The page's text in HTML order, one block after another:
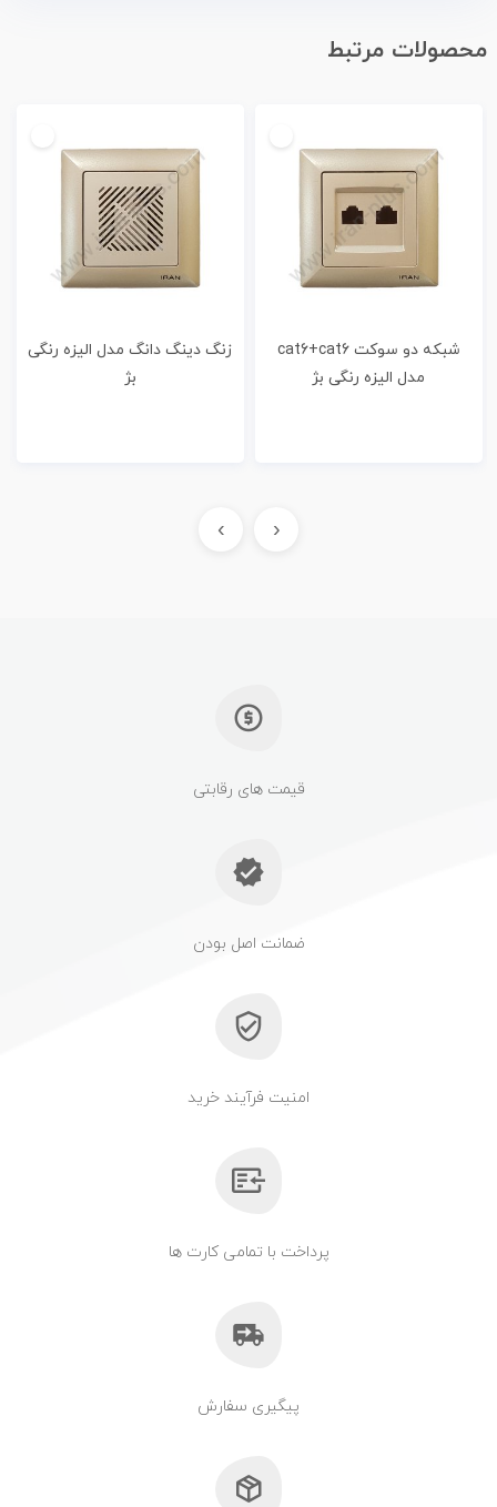
محصولات مرتبط
شبکه دو سوکت cat6+cat6
مدل الیزه رنگی بژ
زنگ دینگ دانگ مدل الیزه رنگی
بژ
‹
›
قیمت های رقابتی
ضمانت اصل بودن
امنیت فرآیند خرید
پرداخت با تمامی کارت ها
پیگیری سفارش